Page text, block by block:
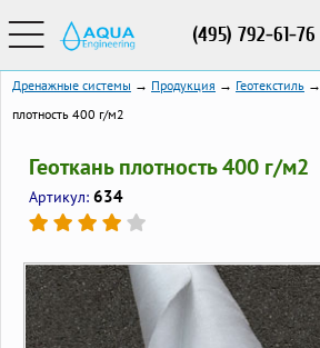
(495) 792-61-76
Дренажные системы → Продукция → Геотекстиль →
плотность 400 г/м2
Геоткань плотность 400 г/м2
Артикул: 634